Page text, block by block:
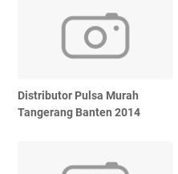
Distributor Pulsa Murah
Tangerang Banten 2014